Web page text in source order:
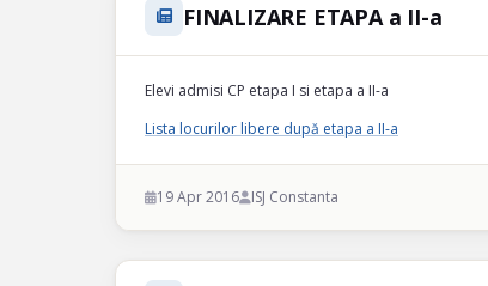
FINALIZARE ETAPA a II-a
Elevi admisi CP etapa I si etapa a II-a
Lista locurilor libere după etapa a II-a
19 Apr 2016 ISJ Constanta